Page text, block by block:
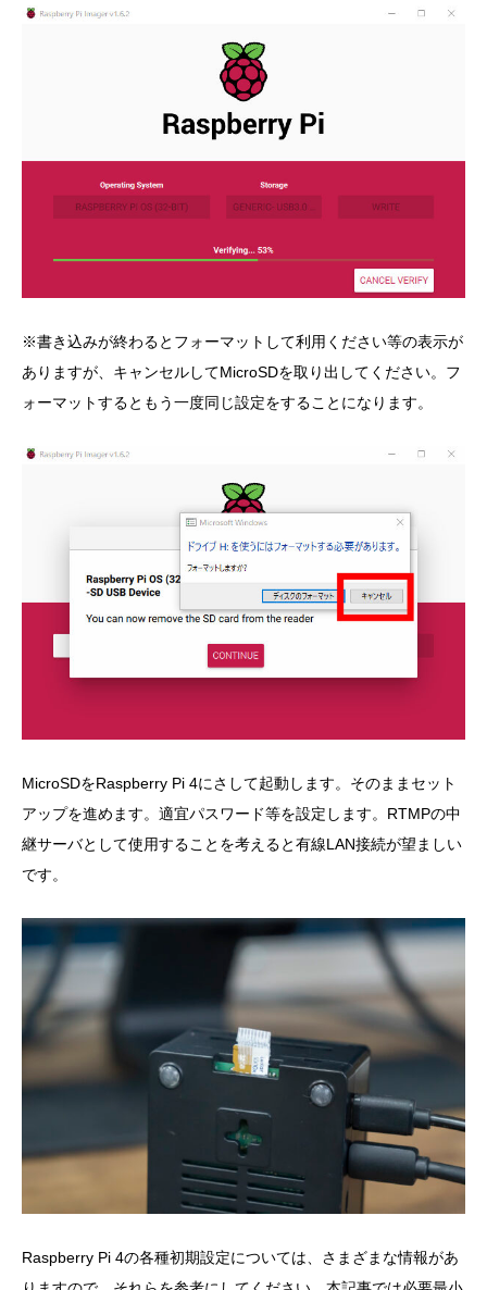
※書き込みが終わるとフォーマットして利用ください等の表示が
ありますが、キャンセルしてMicroSDを取り出してください。フ
ォーマットするともう一度同じ設定をすることになります。
MicroSDをRaspberry Pi 4にさして起動します。そのままセット
アップを進めます。適宜パスワード等を設定します。RTMPの中
継サーバとして使用することを考えると有線LAN接続が望ましい
です。
Raspberry Pi 4の各種初期設定については、さまざまな情報があ